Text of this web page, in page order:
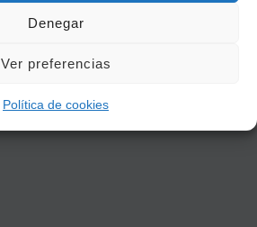
Denegar
Ver preferencias
Política de cookies